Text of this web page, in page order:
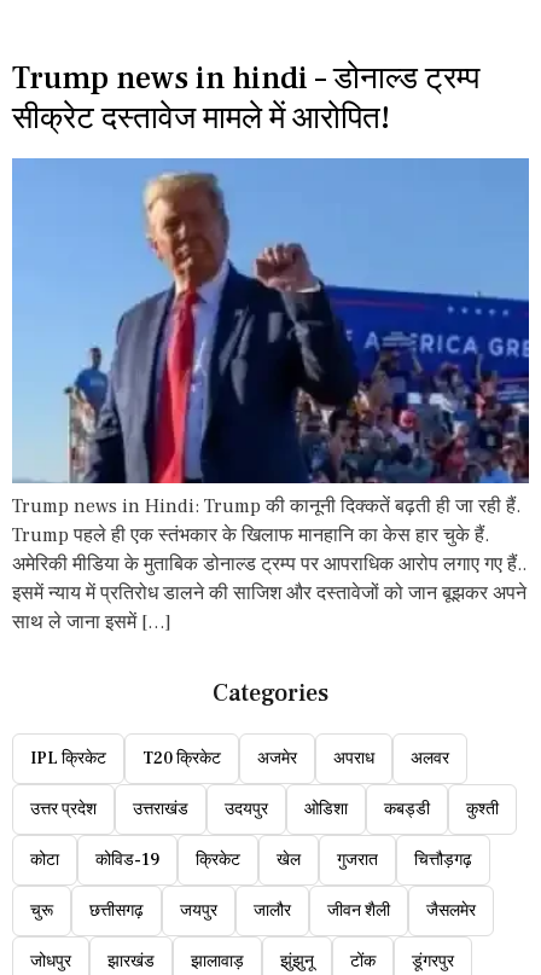
Trump news in hindi – डोनाल्ड ट्रम्प
सीक्रेट दस्तावेज मामले में आरोपित!
Trump news in Hindi: Trump की कानूनी दिक्कतें बढ़ती ही जा रही हैं.
Trump पहले ही एक स्तंभकार के खिलाफ मानहानि का केस हार चुके हैं.
अमेरिकी मीडिया के मुताबिक डोनाल्ड ट्रम्प पर आपराधिक आरोप लगाए गए हैं..
इसमें न्याय में प्रतिरोध डालने की साजिश और दस्तावेजों को जान बूझकर अपने
साथ ले जाना इसमें […]
Categories
IPL क्रिकेट T20 क्रिकेट अजमेर अपराध अलवर
उत्तर प्रदेश उत्तराखंड उदयपुर ओडिशा कबड्डी कुश्ती
कोटा कोविड-19 क्रिकेट खेल गुजरात चित्तौड़गढ़
चुरू छत्तीसगढ़ जयपुर जालौर जीवन शैली जैसलमेर
जोधपुर झारखंड झालावाड़ झुंझुनू टोंक डूंगरपुर